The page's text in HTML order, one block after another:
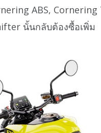
ABS,
นั้นกลับต้องซื้อเพิ่ม